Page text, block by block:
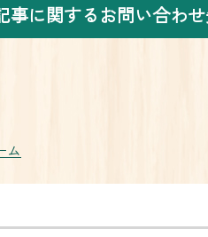
事に関するお問い合わ
ム